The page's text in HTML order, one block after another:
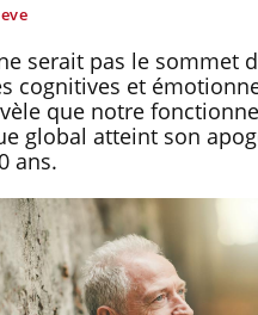
serait pas le sommet
cognitives et
que notre
global atteint son
ans.